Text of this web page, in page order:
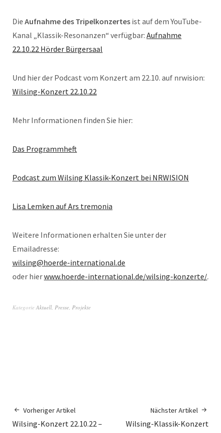
Die Aufnahme des Tripelkonzertes ist auf dem YouTube-
Kanal „Klassik-Resonanzen“ verfügbar: Aufnahme
22.10.22 Hörder Bürgersaal
Und hier der Podcast vom Konzert am 22.10. auf nrwision:
Wilsing-Konzert 22.10.22
Mehr Informationen finden Sie hier:
Das Programmheft
Podcast zum Wilsing Klassik-Konzert bei NRWISION
Lisa Lemken auf Ars tremonia
Weitere Informationen erhalten Sie unter der
Emailadresse:
wilsing@hoerde-international.de
oder hierwww.hoerde-international.de/wilsing-konzerte/.
Kategorie Aktuell, Presse, Projekte
Vorheriger Artikel
Wilsing-Konzert 22.10.22 –
Nächster Artikel
Wilsing-Klassik-Konzert